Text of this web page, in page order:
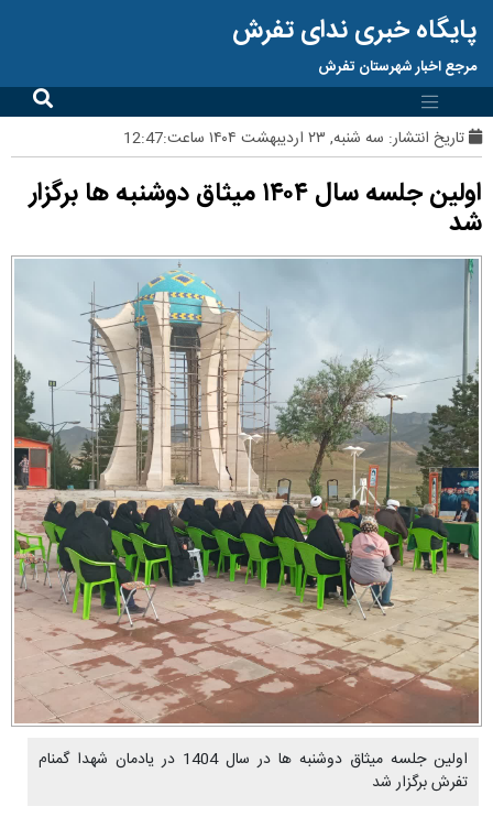
پایگاه خبری ندای تفرش
مرجع اخبار شهرستان تفرش
تاریخ انتشار: سه شنبه, ۲۳ اردیبهشت ۱۴۰۴ ساعت:12:47
اولین جلسه سال ۱۴۰۴ میثاق دوشنبه ها برگزار
شد
اولین جلسه میثاق دوشنبه ها در سال 1404 در یادمان شهدا گمنام
تفرش برگزار شد